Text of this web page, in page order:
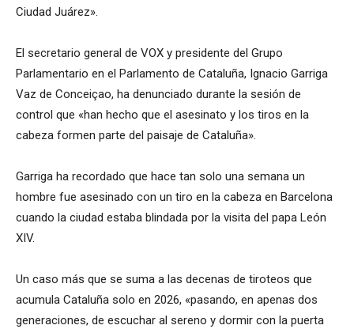
Ciudad Juárez».
El secretario general de VOX y presidente del Grupo
Parlamentario en el Parlamento de Cataluña, Ignacio Garriga
Vaz de Conceiçao, ha denunciado durante la sesión de
control que «han hecho que el asesinato y los tiros en la
cabeza formen parte del paisaje de Cataluña».
Garriga ha recordado que hace tan solo una semana un
hombre fue asesinado con un tiro en la cabeza en Barcelona
cuando la ciudad estaba blindada por la visita del papa León
XIV.
Un caso más que se suma a las decenas de tiroteos que
acumula Cataluña solo en 2026, «pasando, en apenas dos
generaciones, de escuchar al sereno y dormir con la puerta